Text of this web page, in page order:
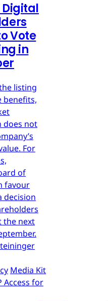
Digital
Vote
in
listing
benefits,
does not
For
of
favour
decision
the next
Media Kit
Access for